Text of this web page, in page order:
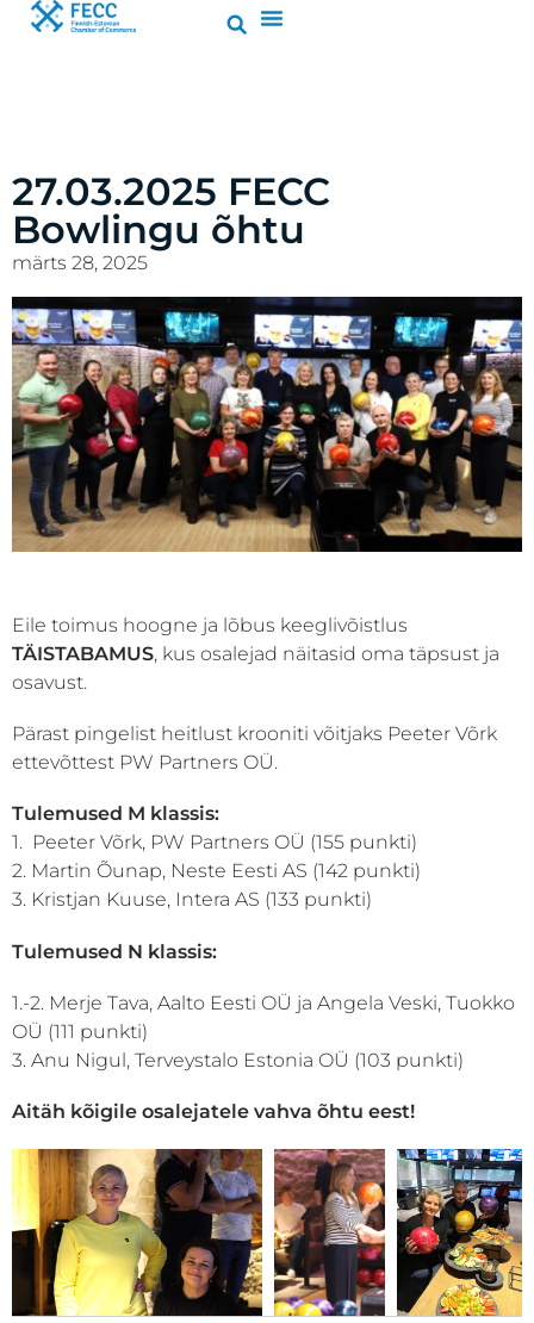
27.03.2025 FECC
Bowlingu õhtu
märts 28, 2025
Eile toimus hoogne ja lõbus keeglivõistlus
TÄISTABAMUS, kus osalejad näitasid oma täpsust ja
osavust.
Pärast pingelist heitlust krooniti võitjaks Peeter Võrk
ettevõttest PW Partners OÜ.
Tulemused M klassis:
1. Peeter Võrk, PW Partners OÜ (155 punkti)
2. Martin Õunap, Neste Eesti AS (142 punkti)
3. Kristjan Kuuse, Intera AS (133 punkti)
Tulemused N klassis:
1.-2. Merje Tava, Aalto Eesti OÜ ja Angela Veski, Tuokko
OÜ (111 punkti)
3. Anu Nigul, Terveystalo Estonia OÜ (103 punkti)
Aitäh kõigile osalejatele vahva õhtu eest!